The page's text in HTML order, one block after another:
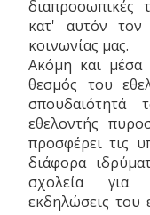
διαπροσωπικές
κατ' αυτόν τον
κοινωνίας μας.
Ακόμη και μέσα
θεσμός του
εθελοντής
προσφέρει τις
διάφορα
σχολεία για
εκδηλώσεις του